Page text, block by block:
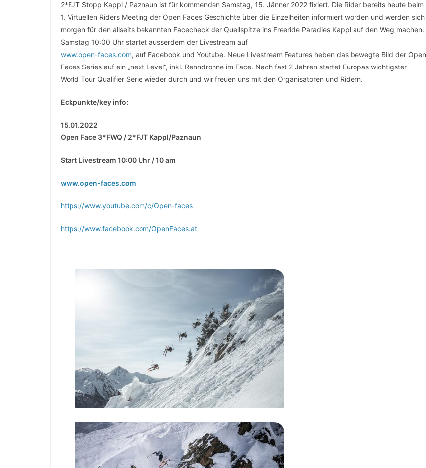
2*FJT Stopp Kappl / Paznaun ist für kommenden Samstag, 15. Jänner 2022 fixiert. Die Rider bereits heute beim
1. Virtuellen Riders Meeting der Open Faces Geschichte über die Einzelheiten informiert worden und werden sich
morgen für den allseits bekannten Facecheck der Quellspitze ins Freeride Paradies Kappl auf den Weg machen.
Samstag 10:00 Uhr startet ausserdem der Livestream auf
www.open-faces.com, auf Facebook und Youtube. Neue Livestream Features heben das bewegte Bild der Open
Faces Series auf ein „next Level“, inkl. Renndrohne im Face. Nach fast 2 Jahren startet Europas wichtigster
World Tour Qualifier Serie wieder durch und wir freuen uns mit den Organisatoren und Ridern.
Eckpunkte/key info:
15.01.2022
Open Face 3*FWQ / 2*FJT Kappl/Paznaun
Start Livestream 10:00 Uhr / 10 am
www.open-faces.com
https://www.youtube.com/c/Open-faces
https://www.facebook.com/OpenFaces.at